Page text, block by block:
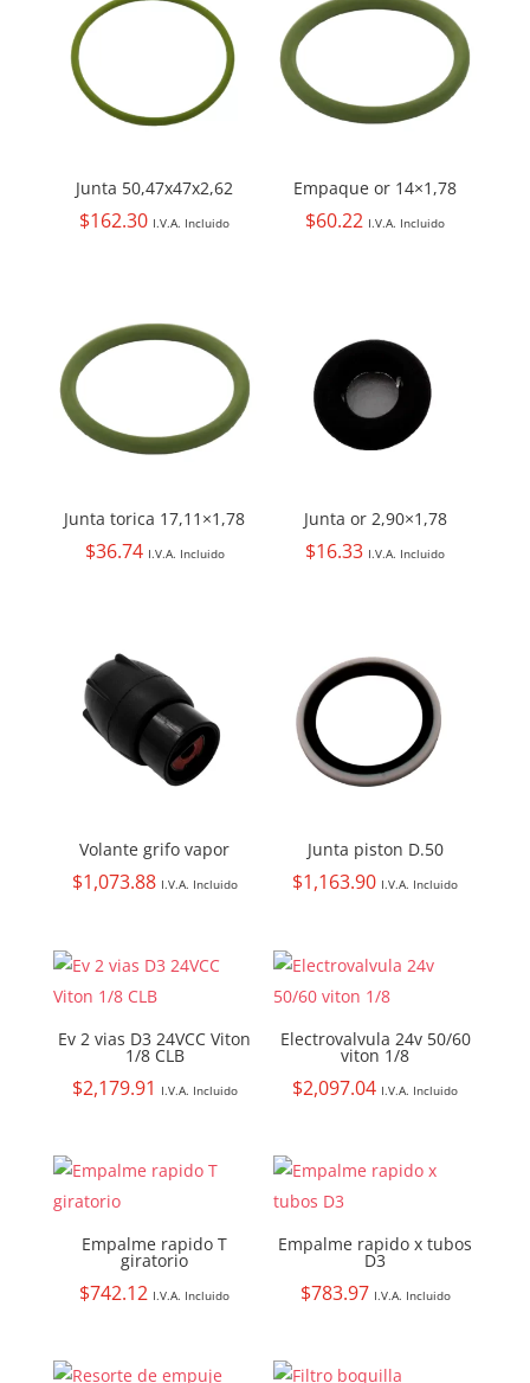
Junta 50,47x47x2,62
$162.30 I.V.A. Incluido
Empaque or 14×1,78
$60.22 I.V.A. Incluido
Junta torica 17,11×1,78
$36.74 I.V.A. Incluido
Junta or 2,90×1,78
$16.33 I.V.A. Incluido
Volante grifo vapor
$1,073.88 I.V.A. Incluido
Junta piston D.50
$1,163.90 I.V.A. Incluido
Ev 2 vias D3 24VCC Viton
1/8 CLB
$2,179.91 I.V.A. Incluido
Electrovalvula 24v 50/60
viton 1/8
$2,097.04 I.V.A. Incluido
Empalme rapido T
giratorio
$742.12 I.V.A. Incluido
Empalme rapido x tubos
D3
$783.97 I.V.A. Incluido